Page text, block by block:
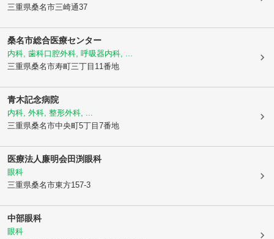
三重県桑名市三崎通37
桑名市総合医療センター
内科, 歯科口腔外科, 呼吸器内科, ...
三重県桑名市寿町三丁目11番地
青木記念病院
内科, 外科, 整形外科, ...
三重県桑名市中央町5丁目7番地
医療法人廉明会田渕眼科
眼科
三重県桑名市東方157-3
中部眼科
眼科